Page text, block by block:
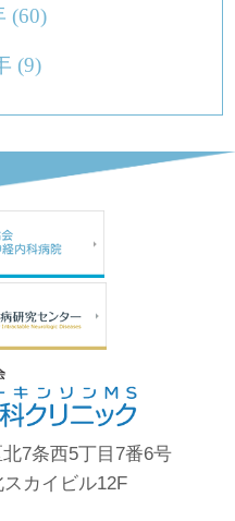
(60)
(9)
7条西5丁目7番6号
カイビル12F